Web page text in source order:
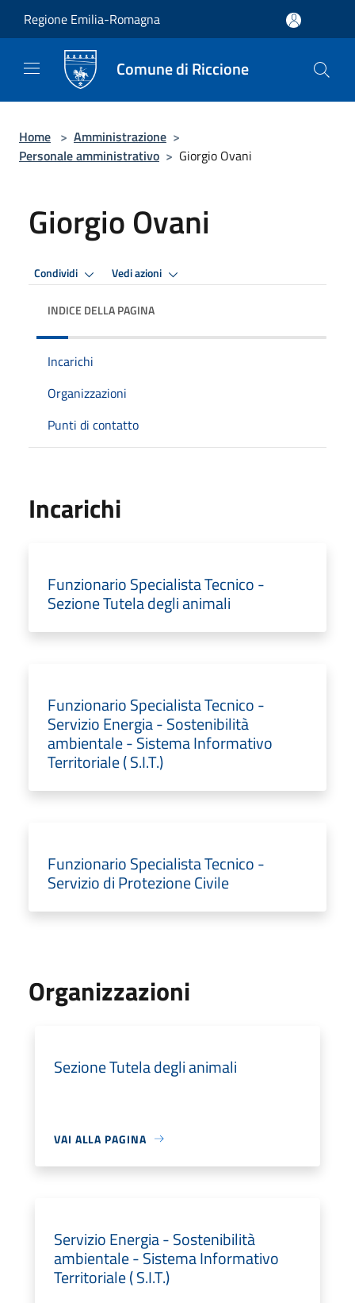
Regione Emilia-Romagna
Comune di Riccione
Home > Amministrazione >
Personale amministrativo > Giorgio Ovani
Giorgio Ovani
Condividi Vedi azioni
INDICE DELLA PAGINA
Incarichi
Organizzazioni
Punti di contatto
Incarichi
Funzionario Specialista Tecnico -
Sezione Tutela degli animali
Funzionario Specialista Tecnico -
Servizio Energia - Sostenibilità
ambientale - Sistema Informativo
Territoriale ( S.I.T.)
Funzionario Specialista Tecnico -
Servizio di Protezione Civile
Organizzazioni
Sezione Tutela degli animali
VAI ALLA PAGINA
Servizio Energia - Sostenibilità
ambientale - Sistema Informativo
Territoriale ( S.I.T.)